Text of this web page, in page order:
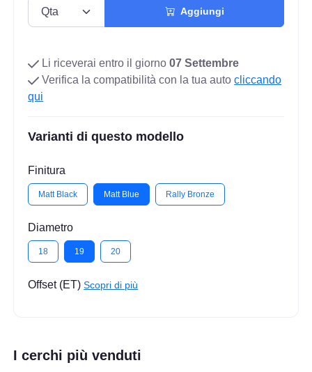
Aggiungi
Li riceverai entro il giorno07 Settembre
Verifica la compatibilità con la tua autocliccando
qui
Varianti di questo modello
Finitura
Matt Black Matt Blue Rally Bronze
Diametro
18 19 20
Offset (ET)Scopri di più
I cerchi più venduti